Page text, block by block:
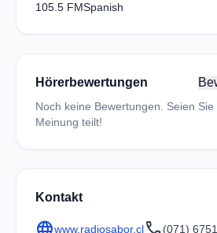
105.5 FMSpanish
Hörerbewertungen
Noch keine Bewertungen. Seien
Meinung teilt!
Kontakt
www.radiosabor.cl (071)